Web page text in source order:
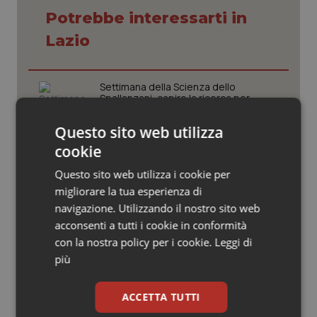
Veneto
Oncoematologia
Oncologia & Nutrizione
Quotidiano Cardiologia
Quotidiano Chirurgia
Quotidiano Oncologia
Quotidiano Pediatria
Rene & patologie urogenitali
Potrebbe interessarti in
Lazio
Settimana della Scienza dello
Spallanzani: capire la ricerca per
Regione Lombardia scrive al ministro
fotografano la qualità reale del Ssn”
Case di comunità. La sfida ora è
riempirle di professionisti e servizi. Il
punto della Conferenza delle Regioni
San Raffaele di Milano. Ispezioni e
criticità riscontrate, stop al
laboratorio di Embriologia
Questo sito web utilizza
cookie
Questo sito web utilizza i cookie per
migliorare la tua esperienza di
navigazione. Utilizzando il nostro sito web
acconsenti a tutti i cookie in conformità
con la nostra policy per i cookie. Leggi di
più
ACCETTA TUTTI